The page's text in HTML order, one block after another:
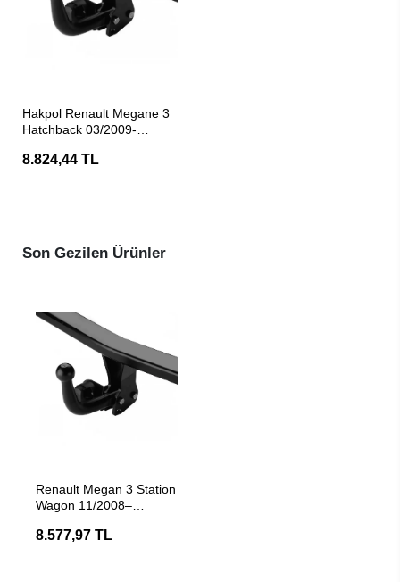
Hakpol Renault Megane 3
Hatchback 03/2009-
8.824,44 TL
Son Gezilen Ürünler
Renault Megan 3 Station
Wagon 11/2008–
Hakpol
8.577,97 TL